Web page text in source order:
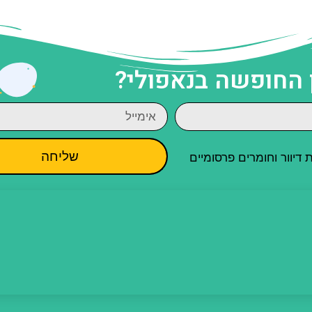
החופשה בנאפולי?
וחומרים פרסומיים שליחה